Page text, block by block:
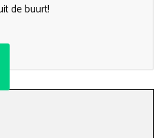
de buurt!